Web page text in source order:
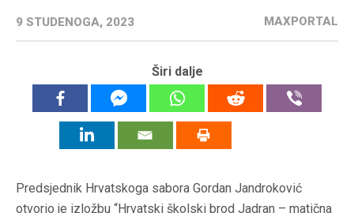
9 STUDENOGA, 2023 MAXPORTAL
Širi dalje
Predsjednik Hrvatskoga sabora Gordan Jandroković
otvorio je izložbu “Hrvatski školski brod Jadran – matična